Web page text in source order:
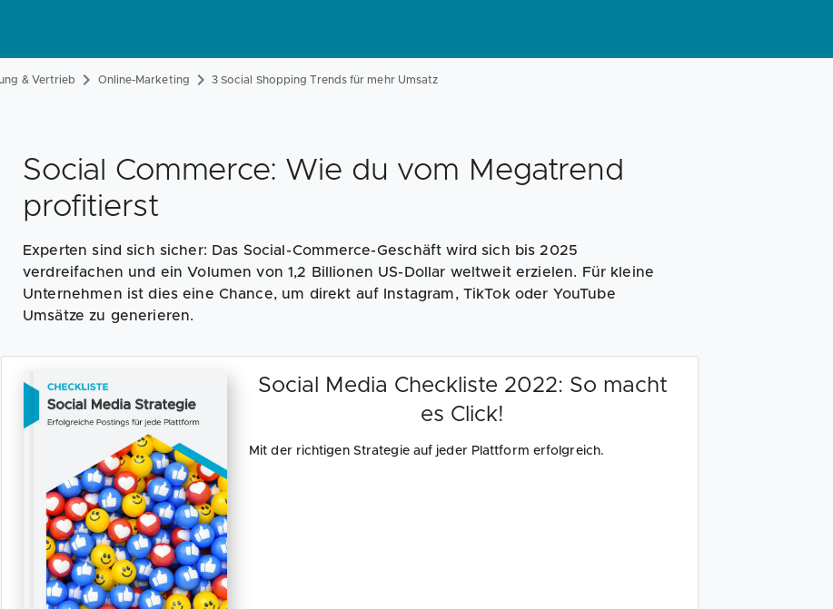
& Vertrieb Online-Marketing 3 Social Shopping Trends für mehr Umsatz
Social Commerce: Wie du vom Megatrend
profitierst
Experten sind sich sicher: Das Social-Commerce-Geschäft wird sich bis 2025
verdreifachen und ein Volumen von 1,2 Billionen US-Dollar weltweit erzielen. Für kleine
Unternehmen ist dies eine Chance, um direkt auf Instagram, TikTok oder YouTube
Umsätze zu generieren.
Social Media Checkliste 2022: So macht
es Click!
Mit der richtigen Strategie auf jeder Plattform erfolgreich.